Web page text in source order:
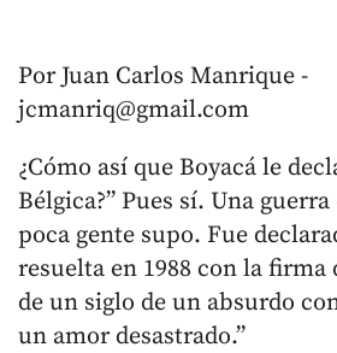
Por Juan Carlos Manrique -
jcmanriq@gmail.com
¿Cómo así que Boyacá le
Bélgica?” Pues sí. Una
poca gente supo. Fue
resuelta en 1988 con la firma
de un siglo de un absurdo
un amor desastrado.”